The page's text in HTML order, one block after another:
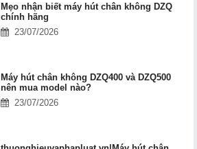
Mẹo nhận biết máy hút chân không DZQ
chính hãng
23/07/2026
Máy hút chân không DZQ400 và DZQ500
nên mua model nào?
23/07/2026